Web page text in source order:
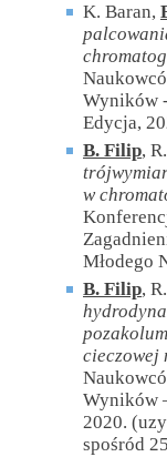
K. Baran,
Wyników
Edycja,
B. Filip,
w
Młodego
B. Filip,
cieczowej
Wyników
2020.
spośród